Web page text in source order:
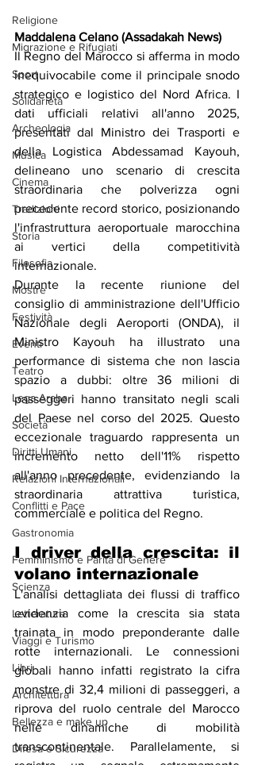
Religione
Migrazione e Rifugiati
Sport
Solidarietà
Archeologia
Musica
Cinema
Tradizioni
Storia
Filosofia
Mostre
Festività
Eventi
Teatro
Lega Araba
Società
Diritti Umani
Relazioni Internazionali
Conflitti e Pace
Gastronomia
Femminismo e Parità di Genere
Scienza
Letteratura
Viaggi e Turismo
Libri
Architettura
Bellezza e make up
Difesa e Sicurezza
Maddalena Celano (Assadakah News)
Il Regno del Marocco si afferma in modo
inequivocabile come il principale snodo
strategico e logistico del Nord Africa. I
dati ufficiali relativi all'anno 2025,
presentati dal Ministro dei Trasporti e
della Logistica Abdessamad Kayouh,
delineano uno scenario di crescita
straordinaria che polverizza ogni
precedente record storico, posizionando
l'infrastruttura aeroportuale marocchina
ai vertici della competitività
internazionale.
Durante la recente riunione del
consiglio di amministrazione dell'Ufficio
Nazionale degli Aeroporti (ONDA), il
Ministro Kayouh ha illustrato una
performance di sistema che non lascia
spazio a dubbi: oltre 36 milioni di
passeggeri hanno transitato negli scali
del Paese nel corso del 2025. Questo
eccezionale traguardo rappresenta un
incremento netto dell'11% rispetto
all'anno precedente, evidenziando la
straordinaria attrattiva turistica,
commerciale e politica del Regno.
I driver della crescita: il
volano internazionale
L'analisi dettagliata dei flussi di traffico
evidenzia come la crescita sia stata
trainata in modo preponderante dalle
rotte internazionali. Le connessioni
globali hanno infatti registrato la cifra
monstre di 32,4 milioni di passeggeri, a
riprova del ruolo centrale del Marocco
nelle dinamiche di mobilità
transcontinentale. Parallelamente, si